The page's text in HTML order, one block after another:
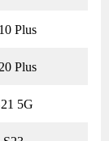
Plus
Plus
5G